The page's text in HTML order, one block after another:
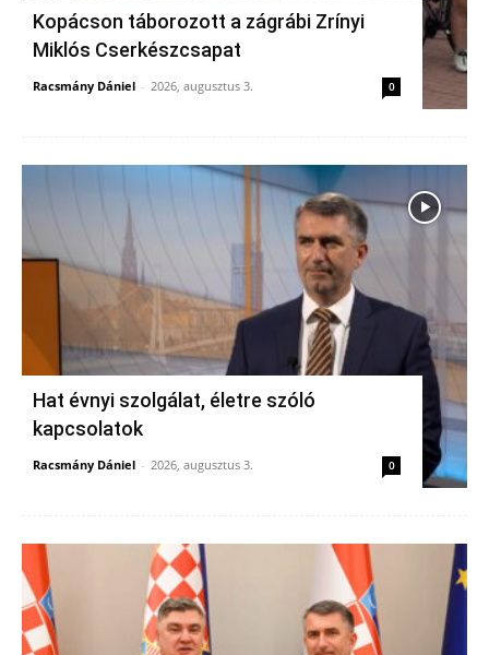
Kopácson táborozott a zágrábi Zrínyi
Miklós Cserkészcsapat
Racsmány Dániel - 2026, augusztus 3. 0
Hat évnyi szolgálat, életre szóló
kapcsolatok
Racsmány Dániel - 2026, augusztus 3. 0